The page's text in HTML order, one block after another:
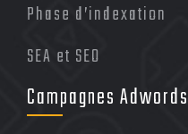
Phase d’indexation
SEA et SEO
Campagnes Adwords